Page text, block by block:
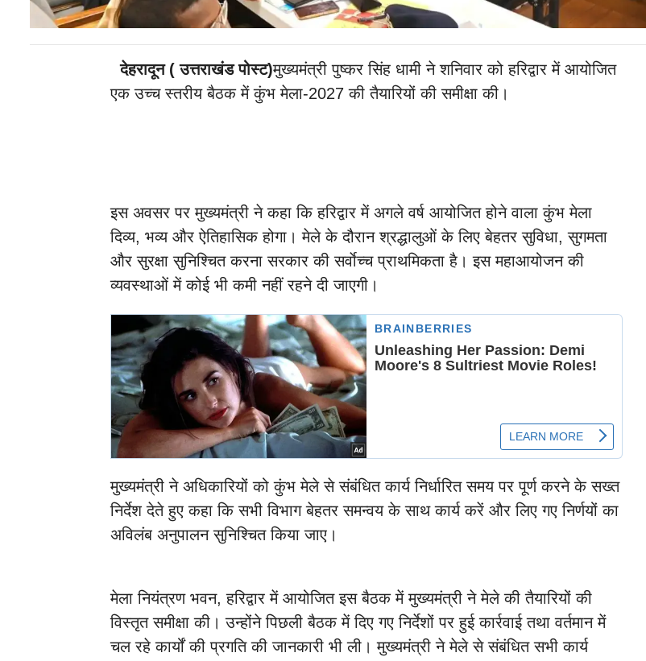
देहरादून ( उत्तराखंड पोस्ट)मुख्यमंत्री पुष्कर सिंह धामी ने शनिवार को हरिद्वार में आयोजित
एक उच्च स्तरीय बैठक में कुंभ मेला-2027 की तैयारियों की समीक्षा की।
इस अवसर पर मुख्यमंत्री ने कहा कि हरिद्वार में अगले वर्ष आयोजित होने वाला कुंभ मेला
दिव्य, भव्य और ऐतिहासिक होगा। मेले के दौरान श्रद्धालुओं के लिए बेहतर सुविधा, सुगमता
और सुरक्षा सुनिश्चित करना सरकार की सर्वाेच्च प्राथमिकता है। इस महाआयोजन की
व्यवस्थाओं में कोई भी कमी नहीं रहने दी जाएगी।
मुख्यमंत्री ने अधिकारियों को कुंभ मेले से संबंधित कार्य निर्धारित समय पर पूर्ण करने के सख्त
निर्देश देते हुए कहा कि सभी विभाग बेहतर समन्वय के साथ कार्य करें और लिए गए निर्णयों का
अविलंब अनुपालन सुनिश्चित किया जाए।
मेला नियंत्रण भवन, हरिद्वार में आयोजित इस बैठक में मुख्यमंत्री ने मेले की तैयारियों की
विस्तृत समीक्षा की। उन्होंने पिछली बैठक में दिए गए निर्देशों पर हुई कार्रवाई तथा वर्तमान में
चल रहे कार्यों की प्रगति की जानकारी भी ली। मुख्यमंत्री ने मेले से संबंधित सभी कार्य